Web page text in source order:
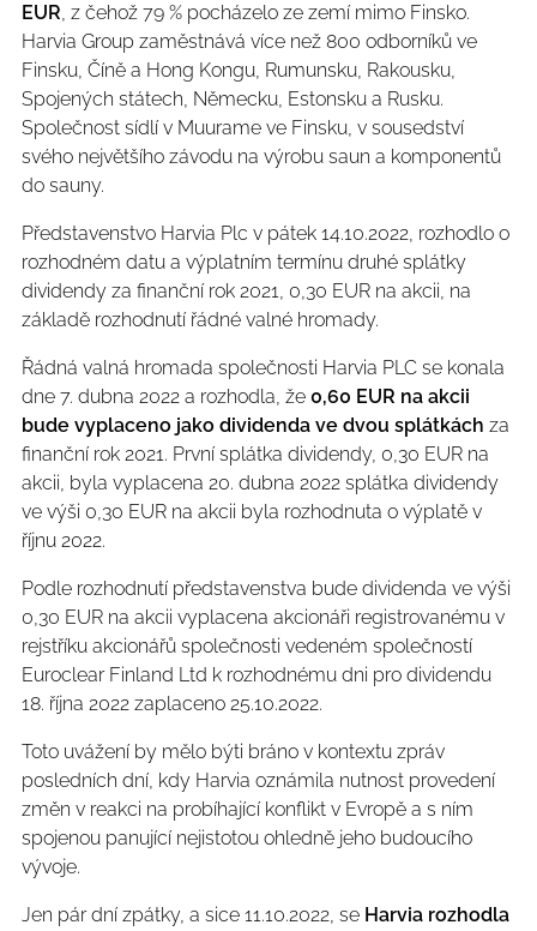
EUR, z čehož 79 % pocházelo ze zemí mimo Finsko.
Harvia Group zaměstnává více než 800 odborníků ve
Finsku, Číně a Hong Kongu, Rumunsku, Rakousku,
Spojených státech, Německu, Estonsku a Rusku.
Společnost sídlí v Muurame ve Finsku, v sousedství
svého největšího závodu na výrobu saun a komponentů
do sauny.
Představenstvo Harvia Plc v pátek 14.10.2022, rozhodlo o
rozhodném datu a výplatním termínu druhé splátky
dividendy za finanční rok 2021, 0,30 EUR na akcii, na
základě rozhodnutí řádné valné hromady.
Řádná valná hromada společnosti Harvia PLC se konala
dne 7. dubna 2022 a rozhodla, že 0,60 EUR na akcii
bude vyplaceno jako dividenda ve dvou splátkách za
finanční rok 2021. První splátka dividendy, 0,30 EUR na
akcii, byla vyplacena 20. dubna 2022 splátka dividendy
ve výši 0,30 EUR na akcii byla rozhodnuta o výplatě v
říjnu 2022.
Podle rozhodnutí představenstva bude dividenda ve výši
0,30 EUR na akcii vyplacena akcionáři registrovanému v
rejstříku akcionářů společnosti vedeném společností
Euroclear Finland Ltd k rozhodnému dni pro dividendu
18. října 2022 zaplaceno 25.10.2022.
Toto uvážení by mělo býti bráno v kontextu zpráv
posledních dní, kdy Harvia oznámila nutnost provedení
změn v reakci na probíhající konflikt v Evropě a s ním
spojenou panující nejistotou ohledně jeho budoucího
vývoje.
Jen pár dní zpátky, a sice 11.10.2022, se Harvia rozhodla